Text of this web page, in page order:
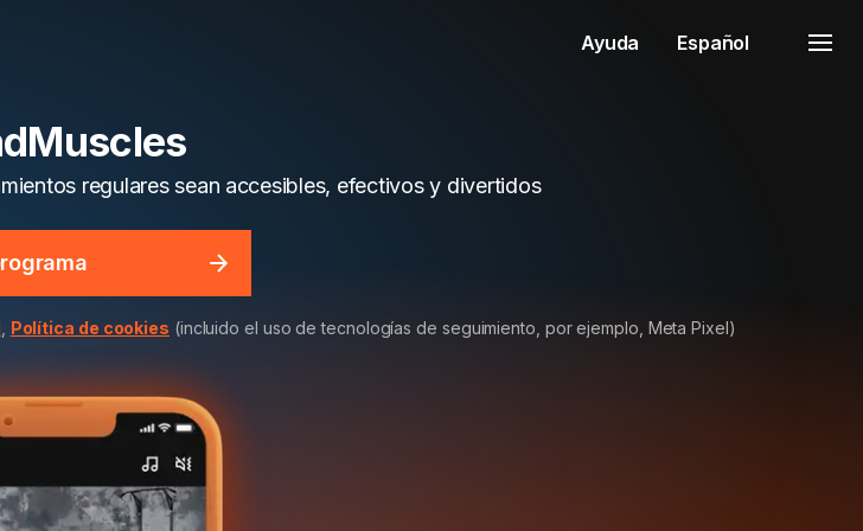
Ayuda Español
regulares sean accesibles, efectivos y divertidos
Política de cookies (incluido el uso de tecnologías de seguimiento, por ejemplo, Meta Pixel)